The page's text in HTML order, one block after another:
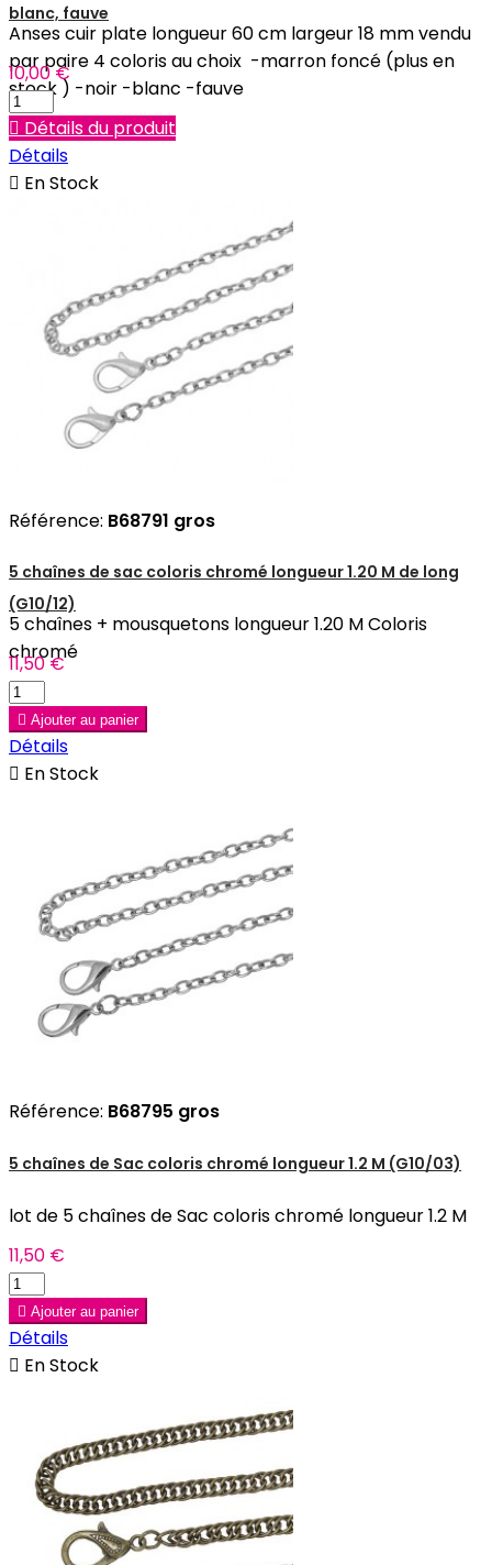
blanc, fauve
Anses cuir plate longueur 60 cm largeur 18 mm vendu
par paire 4 coloris au choix -marron foncé (plus en
stock ) -noir -blanc -fauve
10,00 €
 Détails du produit
Détails
 En Stock
Référence: B68791 gros
5 chaînes de sac coloris chromé longueur 1.20 M de long
(G10/12)
5 chaînes + mousquetons longueur 1.20 M Coloris
chromé
11,50 €
 Ajouter au panier
Détails
 En Stock
Référence: B68795 gros
5 chaînes de Sac coloris chromé longueur 1.2 M (G10/03)
lot de 5 chaînes de Sac coloris chromé longueur 1.2 M
11,50 €
 Ajouter au panier
Détails
 En Stock